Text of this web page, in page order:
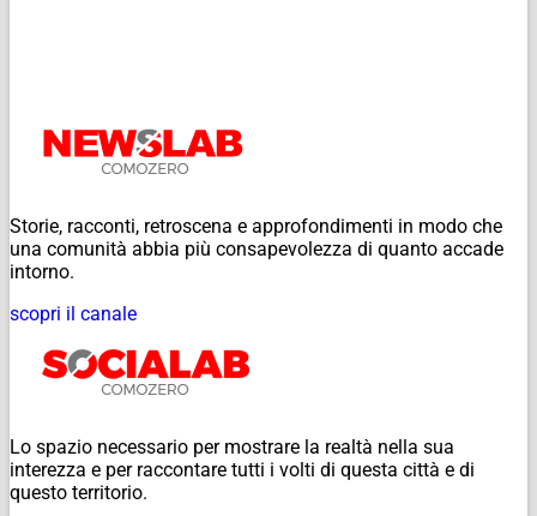
Storie, racconti, retroscena e approfondimenti in modo che
una comunità abbia più consapevolezza di quanto accade
intorno.
scopri il canale
Lo spazio necessario per mostrare la realtà nella sua
interezza e per raccontare tutti i volti di questa città e di
questo territorio.